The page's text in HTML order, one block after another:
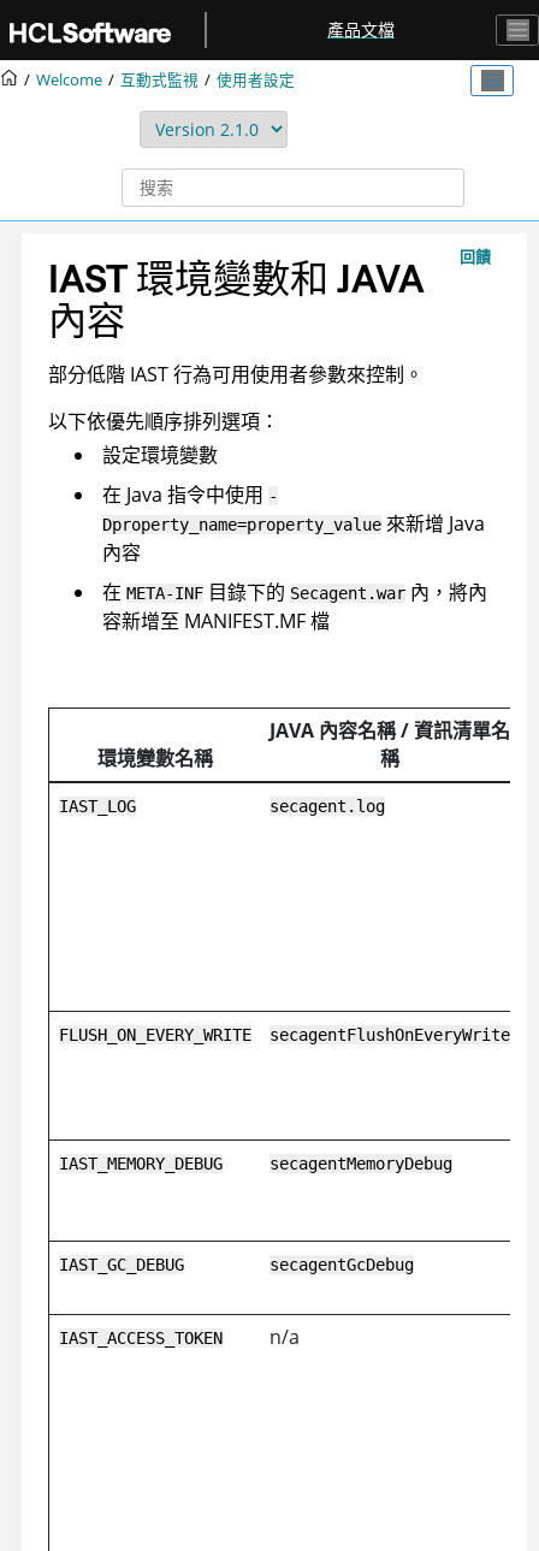
產品文檔
Welcome 互動式監視 使用者設定
回饋
IAST 環境變數和 JAVA
內容
部分低階 IAST 行為可用使用者參數來控制。
以下依優先順序排列選項：
設定環境變數
在 Java 指令中使用 -
Dproperty_name=property_value 來新增 Java
內容
在 META-INF 目錄下的 Secagent.war 內，將內
容新增至 MANIFEST.MF 檔
環境變數名稱
JAVA 內容名稱 / 資訊清單名
稱
IAST_LOG secagent.log
FLUSH_ON_EVERY_WRITE secagentFlushOnEveryWrite
IAST_MEMORY_DEBUG secagentMemoryDebug
IAST_GC_DEBUG secagentGcDebug
IAST_ACCESS_TOKEN n/a